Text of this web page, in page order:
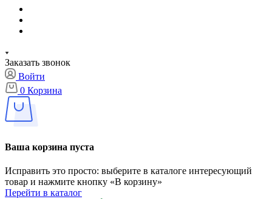
Заказать звонок
Войти
0 Корзина
Ваша корзина пуста
Исправить это просто: выберите в каталоге интересующий
товар и нажмите кнопку «В корзину»
Перейти в каталог